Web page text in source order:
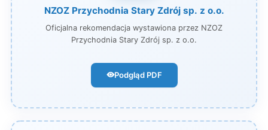
NZOZ Przychodnia Stary Zdrój sp. z o.o.
Oficjalna rekomendacja wystawiona przez NZOZ
Przychodnia Stary Zdrój sp. z o.o.
Podgląd PDF